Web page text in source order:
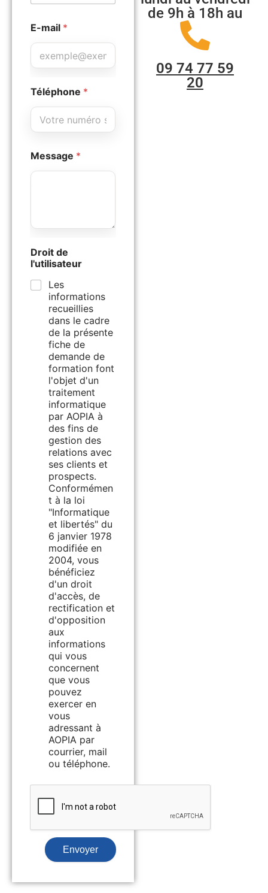
E-mail *
Téléphone *
Message *
Droit de
l'utilisateur
Les
informations
recueillies
dans le cadre
de la présente
fiche de
demande de
formation font
l'objet d'un
traitement
informatique
par AOPIA à
des fins de
gestion des
relations avec
ses clients et
prospects.
Conformémen
t à la loi
"Informatique
et libertés" du
6 janvier 1978
modifiée en
2004, vous
bénéficiez
d'un droit
d'accès, de
rectification et
d'opposition
aux
informations
qui vous
concernent
que vous
pouvez
exercer en
vous
adressant à
AOPIA par
courrier, mail
ou téléphone.
Envoyer
de 9h à 18h au
09 74 77 59
20